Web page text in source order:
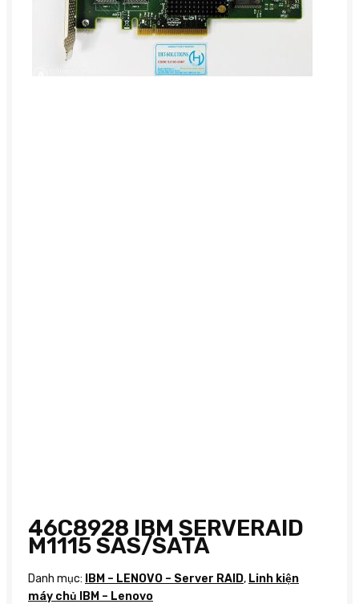
46C8928 IBM SERVERAID
M1115 SAS/SATA
Danh mục: IBM – LENOVO – Server RAID, Linh kiện
máy chủ IBM – Lenovo